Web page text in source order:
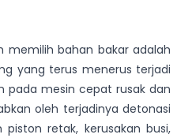
memilih bahan bakar adalah
yang terus menerus terjadi
pada mesin cepat rusak dan
oleh terjadinya detonasi
retak, kerusakan busi,